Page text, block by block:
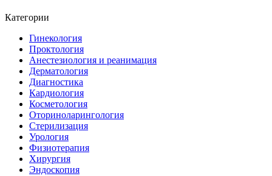
Категории
Гинекология
Проктология
Анестезиология и реанимация
Дерматология
Диагностика
Кардиология
Косметология
Оториноларингология
Стерилизация
Урология
Физиотерапия
Хирургия
Эндоскопия